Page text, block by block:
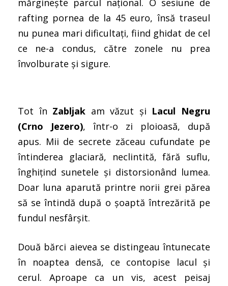
mărginește parcul național. O sesiune de
rafting pornea de la 45 euro, însă traseul
nu punea mari dificultați, fiind ghidat de cel
ce ne-a condus, către zonele nu prea
învolburate și sigure.
Tot în Zabljak am văzut și Lacul Negru
(Crno Jezero), într-o zi ploioasă, după
apus. Mii de secrete zăceau cufundate pe
întinderea glaciară, neclintită, fără suflu,
înghițind sunetele și distorsionând lumea.
Doar luna aparută printre norii grei părea
să se întindă după o șoaptă întrezărită pe
fundul nesfârșit.
Două bărci aievea se distingeau întunecate
în noaptea densă, ce contopise lacul și
cerul. Aproape ca un vis, acest peisaj